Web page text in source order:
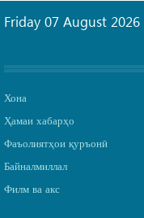
Friday 07 August 2026
Хона
Ҳамаи хабарҳо
Фаъолиятҳои қуръонӣ
Байналмиллал
Филм ва акс